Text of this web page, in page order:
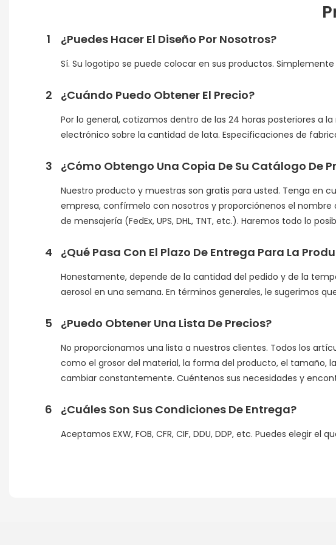
1 ¿Puedes Hacer El Diseño Por Nosotros?
Sí. Su logotipo se puede colocar en sus productos.
2 ¿Cuándo Puedo Obtener El Precio?
Por lo general, cotizamos dentro de las 24 horas posteriores a
electrónico sobre la cantidad de lata. Especificaciones de
3 ¿Cómo Obtengo Una Copia De Su Catálogo De
Nuestro producto y muestras son gratis para usted. Tenga en
empresa, confírmelo con nosotros y proporciónenos el
de mensajería (FedEx, UPS, DHL, TNT, etc.). Haremos todo lo
4 ¿Qué Pasa Con El Plazo De Entrega Para La
Honestamente, depende de la cantidad del pedido y de la
aerosol en una semana. En términos generales, le sugerimos
5 ¿Puedo Obtener Una Lista De Precios?
No proporcionamos una lista a nuestros clientes. Todos los
como el grosor del material, la forma del producto, el tamaño,
cambiar constantemente. Cuéntenos sus necesidades y
6 ¿Cuáles Son Sus Condiciones De Entrega?
Aceptamos EXW, FOB, CFR, CIF, DDU, DDP, etc. Puedes elegir